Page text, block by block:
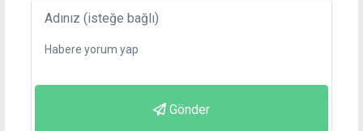
Gönder